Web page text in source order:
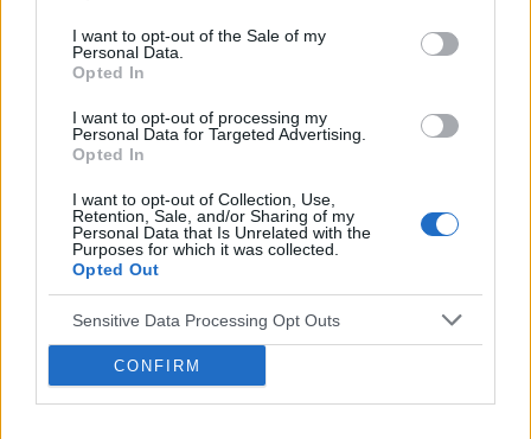
I want to opt-out of the Sale of my
Personal Data.
Opted In
I want to opt-out of processing my
Personal Data for Targeted Advertising.
Opted In
I want to opt-out of Collection, Use,
Retention, Sale, and/or Sharing of my
Personal Data that Is Unrelated with the
Purposes for which it was collected.
Opted Out
Sensitive Data Processing Opt Outs
CONFIRM
występuje jako powikłanie...
Maj miesiącem mierzenia ciśnienia tętniczego
krwi. Jak prawidłowo to robić, jakie są
najczęstsze błędy i jak ich unikać?
‹ ›